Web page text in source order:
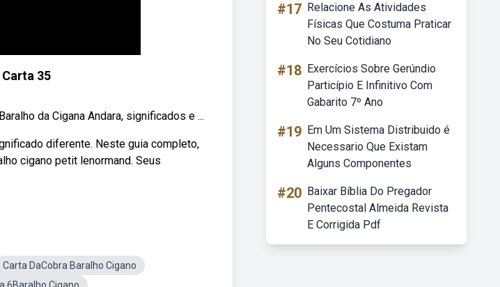
35
da Cigana Andara, significados e ...
diferente. Neste guia completo,
cigano petit lenormand. Seus
Carta DaCobra Baralho Cigano
#17 Relacione As Atividades
Físicas Que Costuma Praticar
No Seu Cotidiano
#18 Exercícios Sobre Gerúndio
Particípio E Infinitivo Com
Gabarito 7º Ano
#19 Em Um Sistema Distribuido é
Necessario Que Existam
Alguns Componentes
#20 Baixar Bíblia Do Pregador
Pentecostal Almeida Revista
E Corrigida Pdf